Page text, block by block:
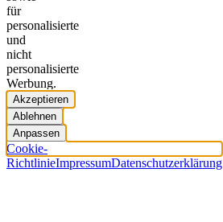
für
personalisierte
und
nicht
personalisierte
Werbung.
Akzeptieren
Ablehnen
Anpassen
Cookie-
RichtlinieImpressumDatenschutzerklärung